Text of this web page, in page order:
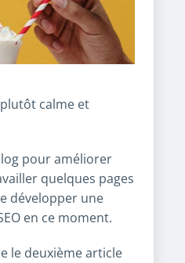
calme et
pour améliorer
quelques pages
développer une
en ce moment.
le deuxième article